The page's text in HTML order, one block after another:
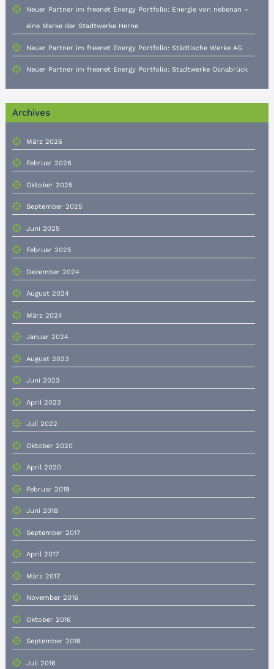
Neuer Partner im freenet Energy Portfolio: Energie von nebenan –
eine Marke der Stadtwerke Herne
Neuer Partner im freenet Energy Portfolio: Städtische Werke AG
Neuer Partner im freenet Energy Portfolio: Stadtwerke Osnabrück
Archives
März 2026
Februar 2026
Oktober 2025
September 2025
Juni 2025
Februar 2025
Dezember 2024
August 2024
März 2024
Januar 2024
August 2023
Juni 2023
April 2023
Juli 2022
Oktober 2020
April 2020
Februar 2019
Juni 2018
September 2017
April 2017
März 2017
November 2016
Oktober 2016
September 2016
Juli 2016